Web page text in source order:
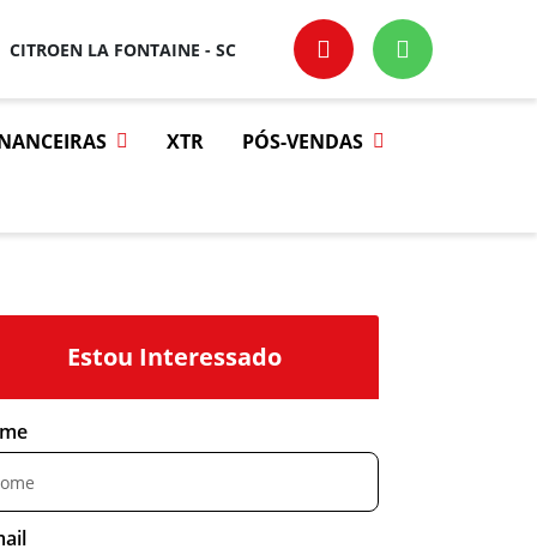
CITROEN LA FONTAINE - SC
XTR
PÓS-VENDAS
Estou Interessado